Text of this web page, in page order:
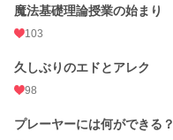
魔法基礎理論授業の始まり
103
久しぶりのエドとアレク
98
プレーヤーには何ができる？